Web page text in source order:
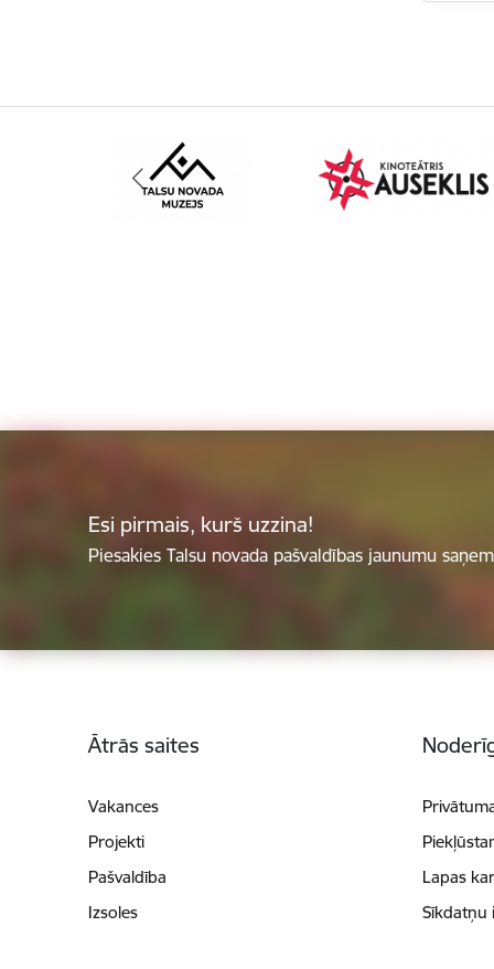
Esi pirmais, kurš uzzina!
Piesakies Talsu novada pašvaldības jaunumu
Ātrās saites
Vakances
Projekti
Pašvaldība
Izsoles
Lapas
Sīkdatņu